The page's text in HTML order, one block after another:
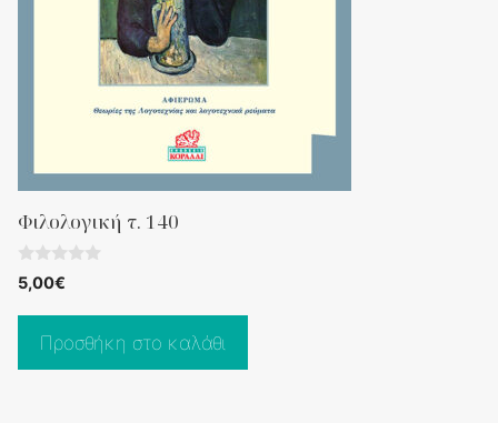
Φιλολογική τ. 140
0
o
5
5,00€
Προσθήκη στο καλάθι